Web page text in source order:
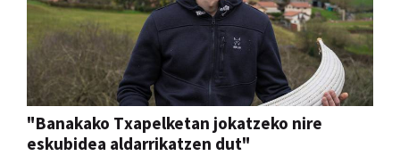
"Banakako Txapelketan jokatzeko nire
eskubidea aldarrikatzen dut"